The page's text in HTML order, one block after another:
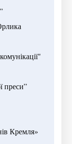
преси”
Кремля»